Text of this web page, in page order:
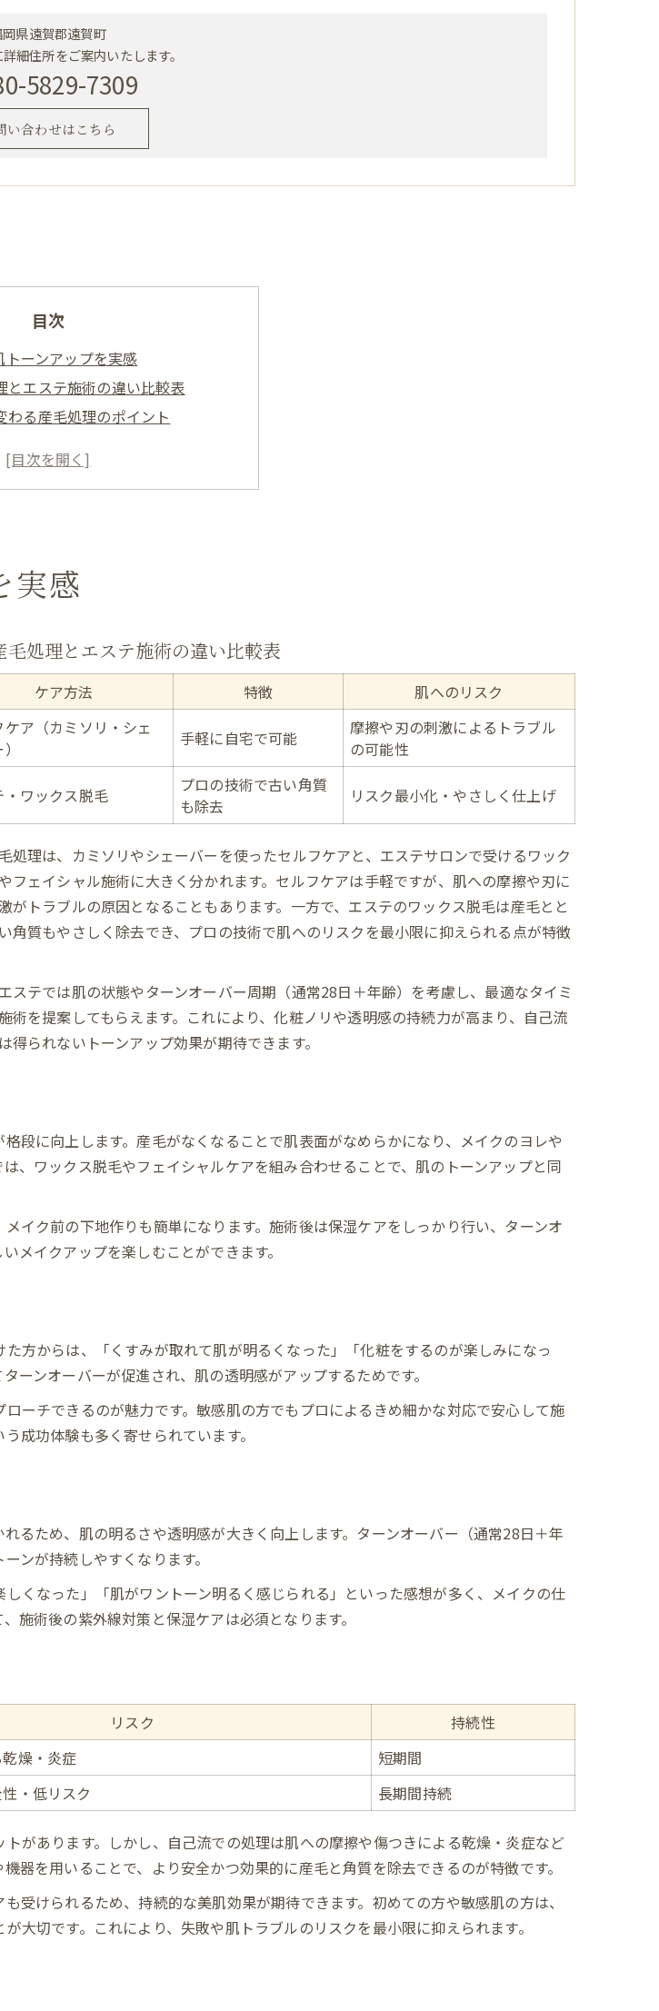
県遠賀郡遠賀町
細住所をご案内いたします。
5829-7309
い合わせはこちら
目次
ーンアップを実感
とエステ施術の違い比較表
わる産毛処理のポイント
る肌の明るさ変化とは
ならエステが選ばれる理由
れるトーンアップ効果の実際
肌の印象が変わる秘訣
たらす化粧ノリ改善
ア比較メリット早見表
粧ノリが良くなる理由
ケアが与える肌変化
同時にケアする方法
を実感した声を紹介
なら透明感が変わる理由
クスの効果比較表
を叶える施術の流れ
クス後の肌トーンの変化
れるフェイスワックスの魅力
施術のメリット・デメリット
ー整うエステ体験談
ーンオーバーに与える影響
肌サイクルが整う理由
ら顔脱毛がおすすめ
テ施術の効果比較表
が注目される理由
専門施術の違いを解説
実感
毛処理とエステ施術の違い比較表
ケア方法 特徴
肌へのリスク
ケア（カミソリ・シェ
手軽に自宅で可能
摩擦や刃の刺激によるトラブル
の可能性
・ワックス脱毛
プロの技術で古い角質
も除去
リスク最小化・やさしく仕上げ
処理は、カミソリやシェーバーを使ったセルフケアと、エステサロンで受けるワック
フェイシャル施術に大きく分かれます。セルフケアは手軽ですが、肌への摩擦や刃に
がトラブルの原因となることもあります。一方で、エステのワックス脱毛は産毛とと
角質もやさしく除去でき、プロの技術で肌へのリスクを最小限に抑えられる点が特徴
ステでは肌の状態やターンオーバー周期（通常28日＋年齢）を考慮し、最適なタイミ
術を提案してもらえます。これにより、化粧ノリや透明感の持続力が高まり、自己流
得られないトーンアップ効果が期待できます。
段に向上します。産毛がなくなることで肌表面がなめらかになり、メイクのヨレや
、ワックス脱毛やフェイシャルケアを組み合わせることで、肌のトーンアップと同
イク前の下地作りも簡単になります。施術後は保湿ケアをしっかり行い、ターンオ
メイクアップを楽しむことができます。
方からは、「くすみが取れて肌が明るくなった」「化粧をするのが楽しみになっ
ーンオーバーが促進され、肌の透明感がアップするためです。
ーチできるのが魅力です。敏感肌の方でもプロによるきめ細かな対応で安心して施
成功体験も多く寄せられています。
るため、肌の明るさや透明感が大きく向上します。ターンオーバー（通常28日＋年
ンが持続しやすくなります。
くなった」「肌がワントーン明るく感じられる」といった感想が多く、メイクの仕
施術後の紫外線対策と保湿ケアは必須となります。
リスク
持続性
燥・炎症
短期間
・低リスク 長期間持続
があります。しかし、自己流での処理は肌への摩擦や傷つきによる乾燥・炎症など
器を用いることで、より安全かつ効果的に産毛と角質を除去できるのが特徴です。
受けられるため、持続的な美肌効果が期待できます。初めての方や敏感肌の方は、
大切です。これにより、失敗や肌トラブルのリスクを最小限に抑えられます。